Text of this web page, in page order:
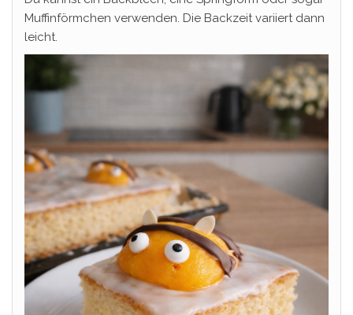
Muffinförmchen verwenden. Die Backzeit variiert dann
leicht.